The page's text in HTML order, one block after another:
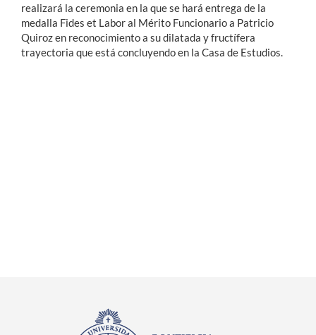
English
realizará la ceremonia en la que se hará entrega de la
medalla Fides et Labor al Mérito Funcionario a Patricio
Quiroz en reconocimiento a su dilatada y fructífera
trayectoria que está concluyendo en la Casa de Estudios.